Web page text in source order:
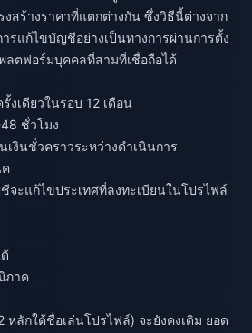
งสร้างราคาที่แตกต่างกัน ซึ่งวิธีนี้ต่างจาก
ารแก้ไขบัญชีอย่างเป็นทางการผ่านการตั้ง
ลตฟอร์มบุคคลที่สามที่เชื่อถือได้
งเดียวในรอบ 12 เดือน
ชั่วโมง
เงินชั่วคราวระหว่างดำเนินการ
ค
จะแก้ไขประเทศที่ลงทะเบียนในโปรไฟล์
ภาค
หลักใต้ชื่อเล่นโปรไฟล์) จะยังคงเดิม ยอด